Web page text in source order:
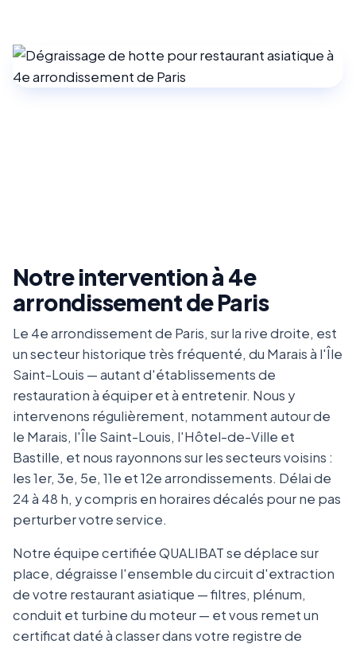
Notre intervention à 4e
arrondissement de Paris
Le 4e arrondissement de Paris, sur la rive droite, est
un secteur historique très fréquenté, du Marais à l'Île
Saint-Louis — autant d'établissements de
restauration à équiper et à entretenir. Nous y
intervenons régulièrement, notamment autour de
le Marais, l'Île Saint-Louis, l'Hôtel-de-Ville et
Bastille, et nous rayonnons sur les secteurs voisins :
les 1er, 3e, 5e, 11e et 12e arrondissements. Délai de
24 à 48 h, y compris en horaires décalés pour ne pas
perturber votre service.
Notre équipe certifiée QUALIBAT se déplace sur
place, dégraisse l'ensemble du circuit d'extraction
de votre restaurant asiatique — filtres, plénum,
conduit et turbine du moteur — et vous remet un
certificat daté à classer dans votre registre de